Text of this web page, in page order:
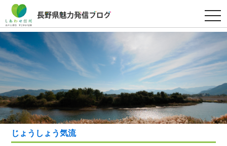
t
o
g
l
e
n
a
g
a
t
o
じょうしょう気流